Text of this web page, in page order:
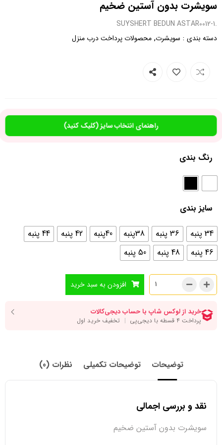
سویشرت بدون آستین ضخیم
.SUYSHERT BEDUN ASTAR0012-1
دسته بندی : سویشرت, محصولات پرداخت درب منزل
راهنمای انتخاب سایز (کلیک کنید)
رنگ بندی
سایز بندی
34 پنبه 36 پنبه 38پنبه 40پنبه 42 پنبه
44 پنبه
46 پنبه
48 پنبه 50 پنبه
افزودن به سبد خرید
توضیحات توضیحات تکمیلی نظرات (0)
نقد و بررسی اجمالی
سویشرت بدون آستین ضخیم